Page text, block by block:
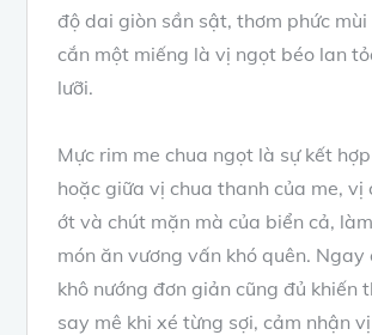
độ dai giòn sần sật, thơm phức mùi
cắn một miếng là vị ngọt béo lan
lưỡi.
Mực rim me chua ngọt là sự kết
hoặc giữa vị chua thanh của me, vị
ớt và chút mặn mà của biển cả,
món ăn vương vấn khó quên. Ngay
khô nướng đơn giản cũng đủ khiến
say mê khi xé từng sợi, cảm nhận